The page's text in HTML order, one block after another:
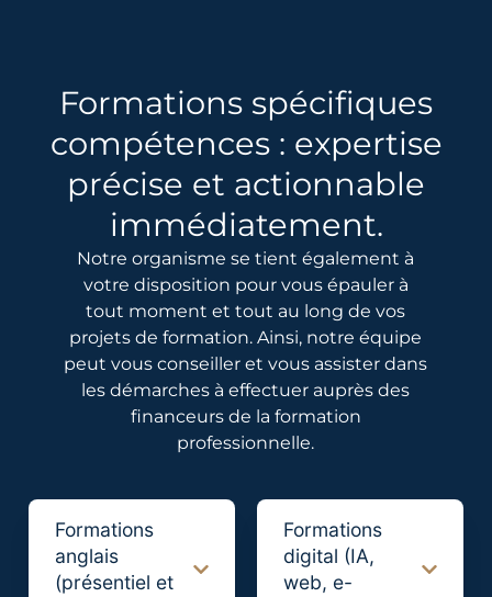
Formations spécifiques
compétences : expertise
précise et actionnable
immédiatement.
Notre organisme se tient également à
votre disposition pour vous épauler à
tout moment et tout au long de vos
projets de formation. Ainsi, notre équipe
peut vous conseiller et vous assister dans
les démarches à effectuer auprès des
financeurs de la formation
professionnelle.
Formations
anglais
(présentiel et
Formations
digital (IA,
web, e-